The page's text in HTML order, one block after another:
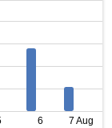
6 7 Aug